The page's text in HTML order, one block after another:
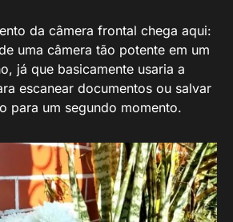
da câmera frontal chega aqui:
uma câmera tão potente em um
já que basicamente usaria a
escanear documentos ou salvar
para um segundo momento.